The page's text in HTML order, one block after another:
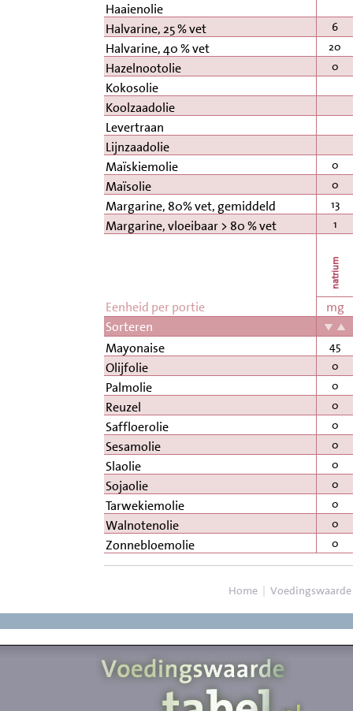
Haaienolie
Halvarine, 25 % vet
6
Halvarine, 40 % vet 20
Hazelnootolie 0
Kokosolie
Koolzaadolie
Levertraan
Lijnzaadolie
Maïskiemolie 0
Maïsolie 0
Margarine, 80% vet, gemiddeld 13
Margarine, vloeibaar > 80 % vet 1
natrium
Eenheid per portie mg
Sorteren
Mayonaise
45
Olijfolie 0
Palmolie 0
Reuzel 0
Saffloerolie 0
Sesamolie 0
Slaolie 0
Sojaolie 0
Tarwekiemolie 0
Walnotenolie 0
Zonnebloemolie 0
Home | Voedingswaarde